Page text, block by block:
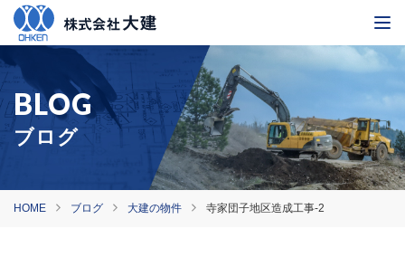
ブログ
HOME ブログ 大建の物件 寺家団子地区造成工事-2